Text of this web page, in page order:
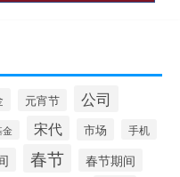
元宵节
公司
金 宋代 市场 手机
春节 春节期间